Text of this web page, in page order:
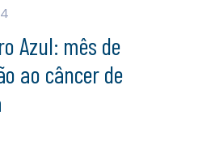
Azul: mês de
ao câncer de